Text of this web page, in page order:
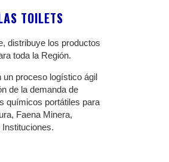
TOILETS
distribuye los productos
toda la Región.
un proceso logístico ágil
de la demanda de
químicos portátiles para
Faena Minera,